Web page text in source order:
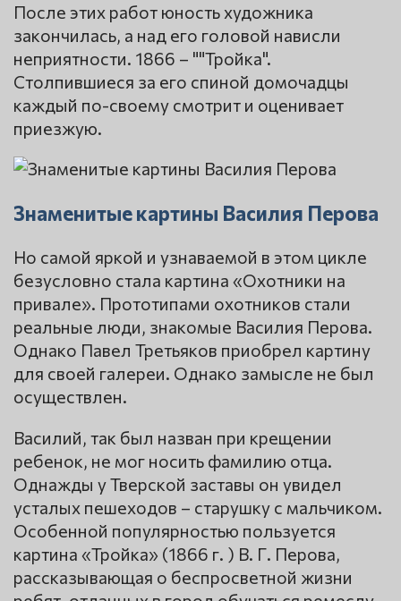
После этих работ юность художника
закончилась, а над его головой нависли
неприятности. 1866 – ""Тройка".
Столпившиеся за его спиной домочадцы
каждый по-своему смотрит и оценивает
приезжую.
Знаменитые картины Василия Перова
Но самой яркой и узнаваемой в этом цикле
безусловно стала картина «Охотники на
привале». Прототипами охотников стали
реальные люди, знакомые Василия Перова.
Однако Павел Третьяков приобрел картину
для своей галереи. Однако замысле не был
осуществлен.
Василий, так был назван при крещении
ребенок, не мог носить фамилию отца.
Однажды у Тверской заставы он увидел
усталых пешеходов – старушку с мальчиком.
Особенной популярностью пользуется
картина «Тройка» (1866 г. ) В. Г. Перова,
рассказывающая о беспросветной жизни